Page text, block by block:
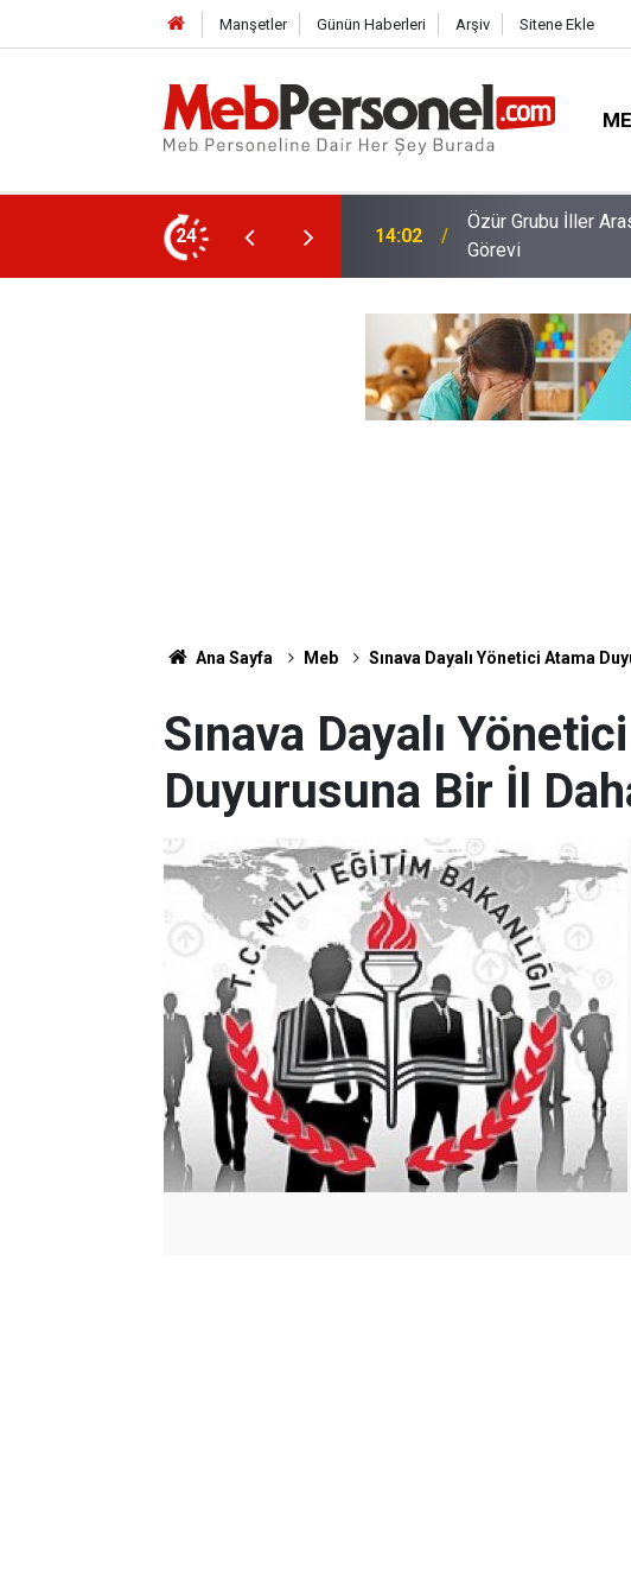
Manşetler Günün Haberleri Arşiv Sitene Ekle
24
Tercihi Yapan Öğretmenlere Onay Kontrol
13:30
Okullara 60 Binden
Taşerondan
Ana Sayfa Meb Sınava Dayalı Yönetici Atama
Sınava Dayalı
Duyurusuna Bir İl